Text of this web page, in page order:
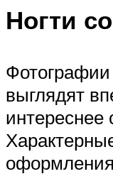
Ногти
Фотографии
выглядят
интереснее